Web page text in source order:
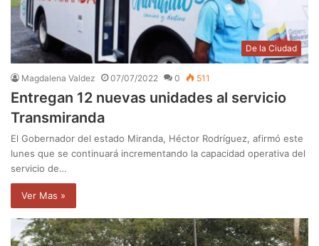
De la Ciudad
Magdalena Valdez 07/07/2022 0 511
Entregan 12 nuevas unidades al servicio
Transmiranda
El Gobernador del estado Miranda, Héctor Rodríguez, afirmó este
lunes que se continuará incrementando la capacidad operativa del
servicio de…
Ver Mas »